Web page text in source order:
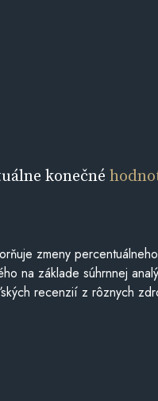
konečné
zmeny
na základe súhrnnej
recenzií z rôznych